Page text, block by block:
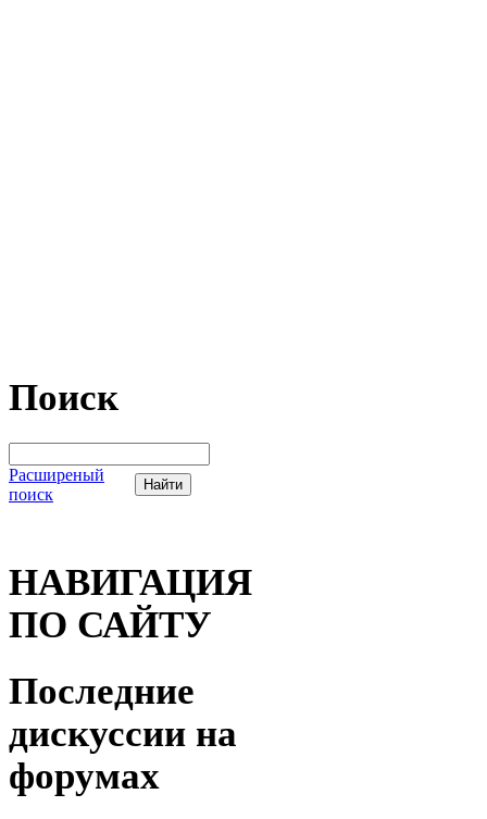
Поиск
Расширеный
поиск
НАВИГАЦИЯ
ПО САЙТУ
Последние
дискуссии на
форумах